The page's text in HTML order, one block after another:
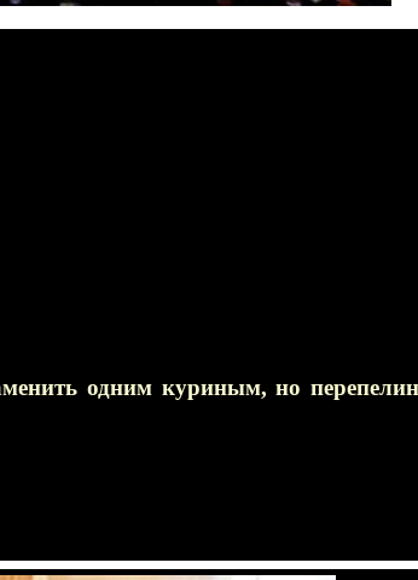
одним куриным, но